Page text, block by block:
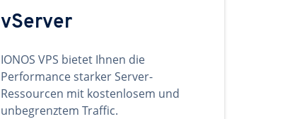
vServer
IONOS VPS bietet Ihnen die
Performance starker Server-
Ressourcen mit kostenlosem und
unbegrenztem Traffic.